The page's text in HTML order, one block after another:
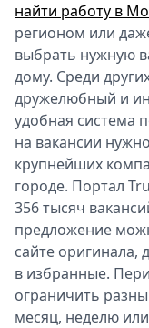
найти работу в
регионом или
выбрать нужную
дому. Среди
дружелюбный и
удобная система
на вакансии
крупнейших
городе. Портал
356 тысяч
предложение
сайте оригинала,
в избранные.
ограничить
месяц, неделю